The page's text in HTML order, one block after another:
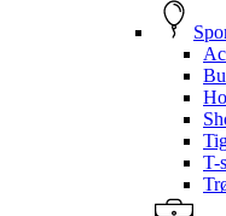
T-